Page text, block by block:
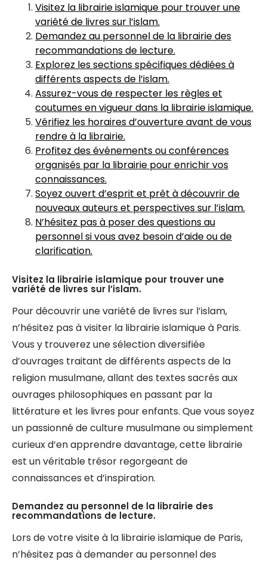
Visitez la librairie islamique pour trouver une
variété de livres sur l’islam.
Demandez au personnel de la librairie des
recommandations de lecture.
Explorez les sections spécifiques dédiées à
différents aspects de l’islam.
Assurez-vous de respecter les règles et
coutumes en vigueur dans la librairie islamique.
Vérifiez les horaires d’ouverture avant de vous
rendre à la librairie.
Profitez des événements ou conférences
organisés par la librairie pour enrichir vos
connaissances.
Soyez ouvert d’esprit et prêt à découvrir de
nouveaux auteurs et perspectives sur l’islam.
N’hésitez pas à poser des questions au
personnel si vous avez besoin d’aide ou de
clarification.
Visitez la librairie islamique pour trouver une
variété de livres sur l’islam.
Pour découvrir une variété de livres sur l’islam,
n’hésitez pas à visiter la librairie islamique à Paris.
Vous y trouverez une sélection diversifiée
d’ouvrages traitant de différents aspects de la
religion musulmane, allant des textes sacrés aux
ouvrages philosophiques en passant par la
littérature et les livres pour enfants. Que vous soyez
un passionné de culture musulmane ou simplement
curieux d’en apprendre davantage, cette librairie
est un véritable trésor regorgeant de
connaissances et d’inspiration.
Demandez au personnel de la librairie des
recommandations de lecture.
Lors de votre visite à la librairie islamique de Paris,
n’hésitez pas à demander au personnel des